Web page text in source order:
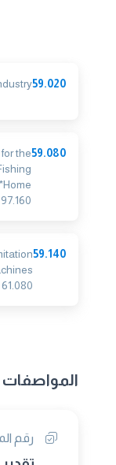
59.020
59.080
the
59.140
المواصفات
رقم